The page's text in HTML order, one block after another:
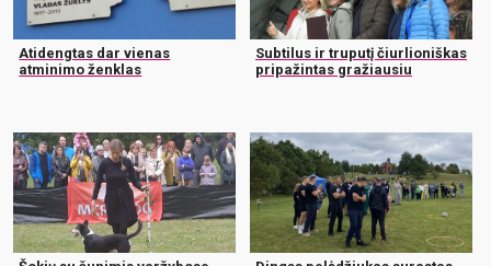
Atidengtas dar vienas
atminimo ženklas
Subtilus ir truputį čiurlioniškas
pripažintas gražiausiu